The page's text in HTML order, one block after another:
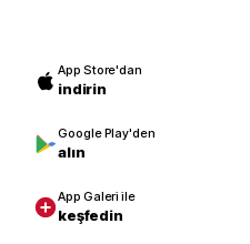
App Store'dan
indirin
Google Play'den
alın
App Galeri ile
keşfedin